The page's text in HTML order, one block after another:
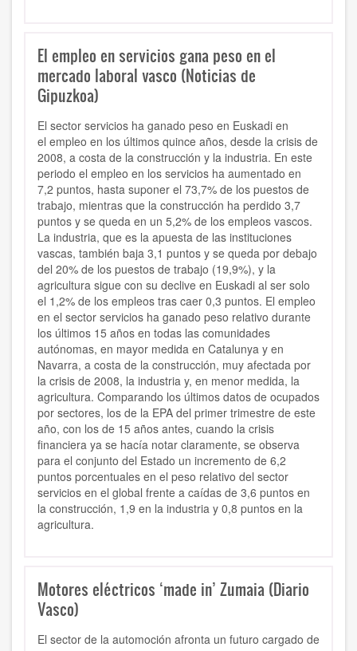
El empleo en servicios gana peso en el
mercado laboral vasco (Noticias de
Gipuzkoa)
El sector servicios ha ganado peso en Euskadi en
el empleo en los últimos quince años, desde la crisis de
2008, a costa de la construcción y la industria. En este
periodo el empleo en los servicios ha aumentado en
7,2 puntos, hasta suponer el 73,7% de los puestos de
trabajo, mientras que la construcción ha perdido 3,7
puntos y se queda en un 5,2% de los empleos vascos.
La industria, que es la apuesta de las instituciones
vascas, también baja 3,1 puntos y se queda por debajo
del 20% de los puestos de trabajo (19,9%), y la
agricultura sigue con su declive en Euskadi al ser solo
el 1,2% de los empleos tras caer 0,3 puntos. El empleo
en el sector servicios ha ganado peso relativo durante
los últimos 15 años en todas las comunidades
autónomas, en mayor medida en Catalunya y en
Navarra, a costa de la construcción, muy afectada por
la crisis de 2008, la industria y, en menor medida, la
agricultura. Comparando los últimos datos de ocupados
por sectores, los de la EPA del primer trimestre de este
año, con los de 15 años antes, cuando la crisis
financiera ya se hacía notar claramente, se observa
para el conjunto del Estado un incremento de 6,2
puntos porcentuales en el peso relativo del sector
servicios en el global frente a caídas de 3,6 puntos en
la construcción, 1,9 en la industria y 0,8 puntos en la
agricultura.
Motores eléctricos ‘made in’ Zumaia (Diario
Vasco)
El sector de la automoción afronta un futuro cargado de